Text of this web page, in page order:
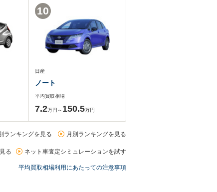
日産
ノート
平均買取相場
7.2万円～ 150.5万円
10
ランキングを見る 月別ランキングを見る
る ネット車査定シミュレーションを試す
平均買取相場利用にあたっての注意事項